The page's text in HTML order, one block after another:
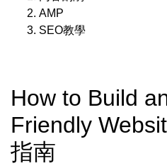
AMP
SEO教學
How to Build
Friendly
指南